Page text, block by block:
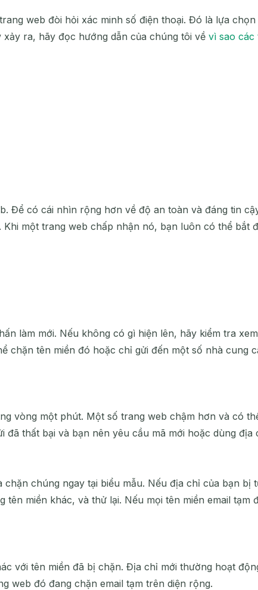
web đòi hỏi xác minh số điện thoại. Đó là lựa
ra, hãy đọc hướng dẫn của chúng tôi về vì sao các
Để có cái nhìn rộng hơn về độ an toàn và đáng tin
. Khi một trang web chấp nhận nó, bạn luôn có thể bắt
làm mới. Nếu không có gì hiện lên, hãy kiểm tra
tên miền đó hoặc chỉ gửi đến một số nhà cung
vòng một phút. Một số trang web chậm hơn và có
thất bại và bạn nên yêu cầu mã mới hoặc dùng địa
chúng ngay tại biểu mẫu. Nếu địa chỉ của bạn bị
miền khác, và thử lại. Nếu mọi tên miền email tạm
với tên miền đã bị chặn. Địa chỉ mới thường hoạt
web đó đang chặn email tạm trên diện rộng.